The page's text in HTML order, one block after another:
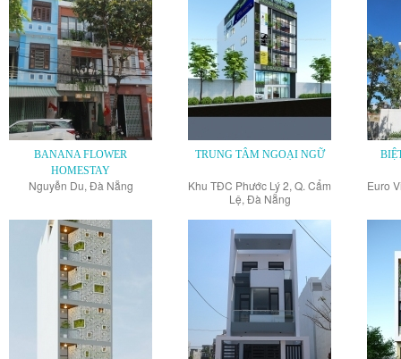
BANANA FLOWER
HOMESTAY
Nguyễn Du, Đà Nẵng
TRUNG TÂM NGOẠI NGỮ
Khu TĐC Phước Lý 2, Q. Cẩm
Lệ, Đà Nẵng
Euro